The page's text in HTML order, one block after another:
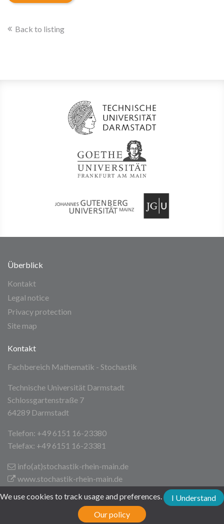
Back to listing
Überblick
Kontakt
Legal notice
Privacy protection
Site map
Kontakt
Fachbereich Mathematik - Stochastik
Technische Universität Darmstadt
Schlossgartenstraße 7
64289 Darmstadt
Telefon: +49 6151 16-23380
Telefax: +49 6151 16-23381
info(at)stochastik-rhein-main.de
www.stochastik-rhein-main.de
Technische Universität Darmstadt
We use cookies to track usage and preferences.
I Understand
Our policy